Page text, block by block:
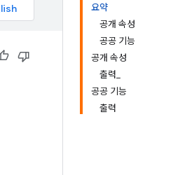
요약
공개 속성
공공 기능
공개 속성
출력_
공공 기능
출력